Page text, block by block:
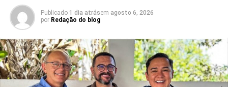
Há mandatos que passam. E há mandatos que deixam
resultados.
O deputado estadual Luiz Eduardo tem construído uma
atuação marcada por trabalho, presença e compromisso
com o povo potiguar. Os números apresentados não são
apenas estatísticas: representam segurança fortalecida,
Publicado 1 dia atrásem agosto 6, 2026
por Redação do blog